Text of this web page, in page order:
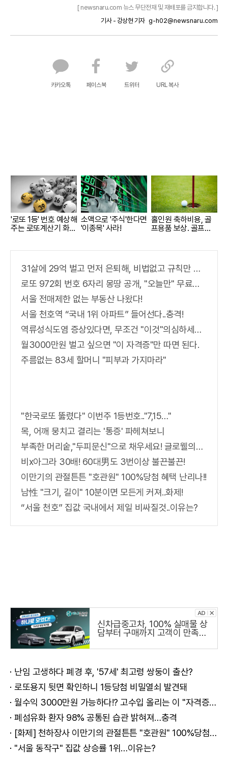
[ newsnaru.com 뉴스 무단전재 및 재배포를 금지합니다. ]
기사 - 강상현 기자 g-h02@newsnaru.com
카카오톡 페이스북 트위터 URL 복사
'로또 1등' 번호 예상해
주는 로또계산기 화
소액으로 '주식'한다면
'이종목' 사라!
홀인원 축하비용, 골
프용품 보상. 골프보
31살에 29억 벌고 먼저 은퇴해, 비법없고 규칙만 지켰다!
로또 972회 번호 6자리 몽땅 공개, "오늘만" 무료니까 꼭 오늘 확인하세요.
서울 전매제한 없는 부동산 나왔다!
서울 천호역 “국내 1위 아파트” 들어선다..충격!
역류성식도염 증상있다면, 무조건 "이것"의심하세요. 간단치료법 나왔다!
월3000만원 벌고 싶으면 "이 자격증"만 따면 된다.
주름없는 83세 할머니 "피부과 가지마라"
"한국로또 뚫렸다" 이번주 1등번호.."7,15…"
목, 어깨 뭉치고 결리는 '통증' 파헤쳐보니
부족한 머리숱,"두피문신"으로 채우세요! 글로웰의원 의)96837
비x아그라 30배! 60대男도 3번이상 불끈불끈!
이만기의 관절튼튼 "호관원" 100%당첨 혜택 난리나!!
남性 "크기, 길이" 10분이면 모든게 커져..화제!
“서울 천호” 집값 국내에서 제일 비싸질것..이유는?
신차급중고차, 100% 실매물 상
담부터 구매까지 고객이 만족하
난임 고생하다 폐경 후, '57세' 최고령 쌍둥이 출산?
로또용지 뒷면 확인하니 1등당첨 비밀열쇠 발견돼
월수익 3000만원 가능하다!? 고수입 올리는 이 "자격증"에 몰리는 이유 알고보니…
폐섬유화 환자 98% 공통된 습관 밝혀져…충격
[화제] 천하장사 이만기의 관절튼튼 "호관원" 100%당첨 혜택 난리나!!
"서울 동작구" 집값 상승률 1위…이유는?